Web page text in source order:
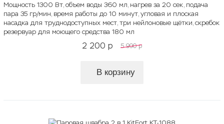
Мощность 1300 Вт, объем воды 360 мл, нагрев за 20 сек, подача
пара 35 гр/мин, время работы до 10 минут, угловая и плоская
насадка для труднодоступных мест, три нейлоновые щётки, скребок,
резервуар для моющего средства 180 мл
2 200 p 5 990 p
В корзину